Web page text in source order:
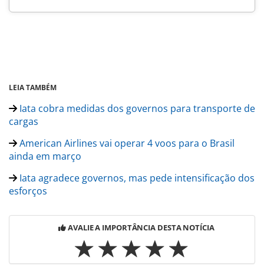
LEIA TAMBÉM
Iata cobra medidas dos governos para transporte de
cargas
American Airlines vai operar 4 voos para o Brasil
ainda em março
Iata agradece governos, mas pede intensificação dos
esforços
AVALIE A IMPORTÂNCIA DESTA NOTÍCIA